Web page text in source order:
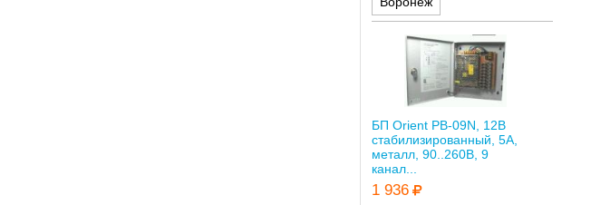
БП Orient PB-09N, 12В
стабилизированный, 5А,
металл, 90..260В, 9
канал...
1 936